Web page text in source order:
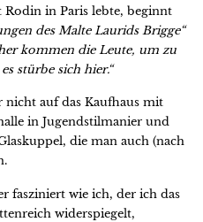
Rodin in Paris lebte, beginnt
des Malte Laurids Brigge“
kommen die Leute, um zu
stürbe sich hier.“
nicht auf das Kaufhaus mit
in Jugendstilmanier und
die man auch (nach
fasziniert wie ich, der ich das
widerspiegelt,